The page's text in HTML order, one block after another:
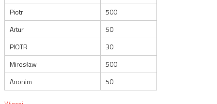
Piotr
500
Artur
50
PIOTR
30
Mirosław
500
Anonim
50